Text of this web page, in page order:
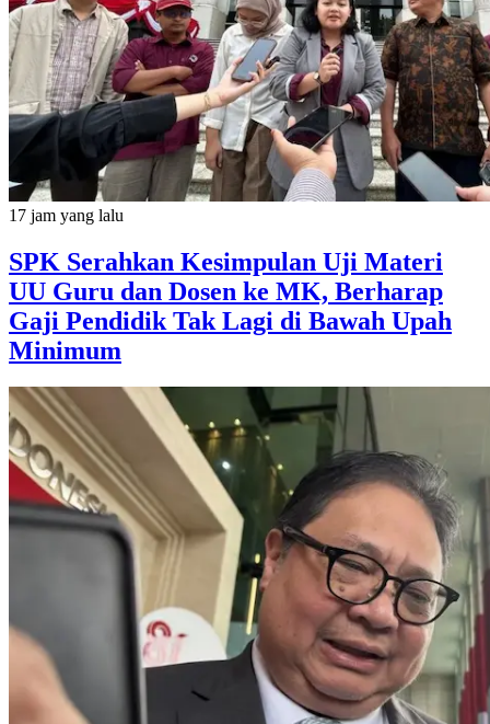
17 jam yang lalu
SPK Serahkan Kesimpulan Uji Materi
UU Guru dan Dosen ke MK, Berharap
Gaji Pendidik Tak Lagi di Bawah Upah
Minimum